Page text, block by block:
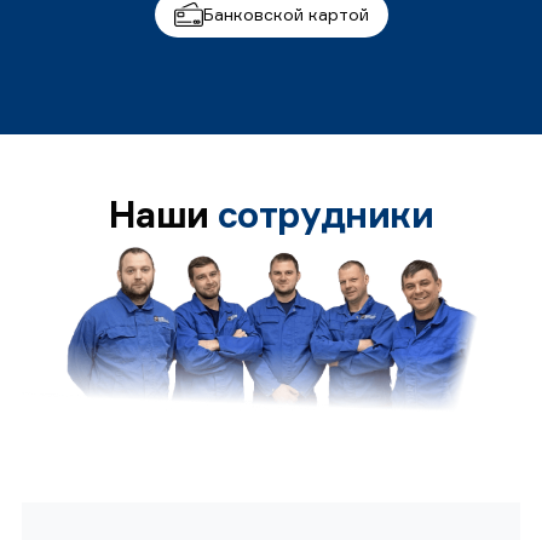
Банковской картой
Наши сотрудники